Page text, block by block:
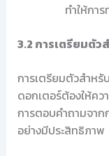
ทำให้กา
3.2 การเตรียมตัว
การเตรียมตัวสำห
ดอกเตอร์ต้องให้ค
การตอบคำถามจาก
อย่างมีประสิทธิภาพ